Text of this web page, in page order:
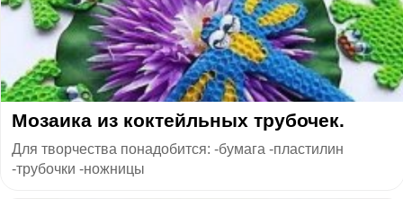
Мозаика из коктейльных трубочек.
Для творчества понадобится: -бумага -пластилин
-трубочки -ножницы